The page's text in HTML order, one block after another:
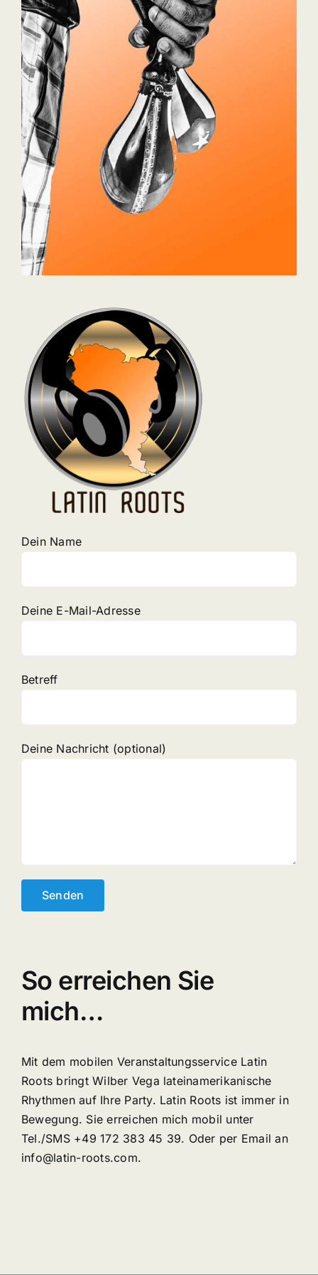
Dein Name
Deine E-Mail-Adresse
Betreff
Deine Nachricht (optional)
So erreichen Sie
mich…
Mit dem mobilen Veranstaltungsservice Latin
Roots bringt Wilber Vega lateinamerikanische
Rhythmen auf Ihre Party. Latin Roots ist immer in
Bewegung. Sie erreichen mich mobil unter
Tel./SMS +49 172 383 45 39. Oder per Email an
info@latin-roots.com.